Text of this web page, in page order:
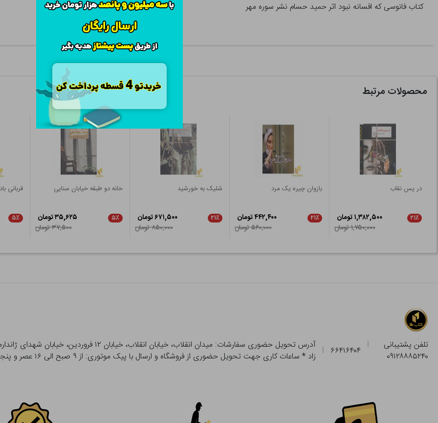
کتاب فانوسی که افسانه نبود اثر حمید حسام نشر سوره مهر
محصولات مرتبط
در پس نقاب
۲۱٪
۱,۳۸۲,۵۰۰ تومان
۱,۷۵۰,۰۰۰ تومان
بازوان چیره یک مرد
۲۱٪
۴۴۲,۴۰۰ تومان
۵۶۰,۰۰۰ تومان
شلیک به خورشید
۲۱٪
۶۷۱,۵۰۰ تومان
۸۵۰,۰۰۰ تومان
خانه دو طبقه خیابان سنایی
۵٪
۳۵,۶۲۵ تومان
۳۷,۵۰۰ تومان
قربانی
۵٪
تلفن پشتیبانی
۰۹۱۲۸۸۸۵۲۴۰
۶۶۴۱۶۴۰۴
زاد * ساعات کاری جهت تحویل حضوری از فروشگاه و ارسال با پیک موتوری: از ۹ صبح الی ۱۶ عصر و پنجشنبه ها تا ۱۲
بصورت حضوری از آدرس تحویل حضوری سفارش خود را بدون هیچ هزینه ای تحویل بگیرید.